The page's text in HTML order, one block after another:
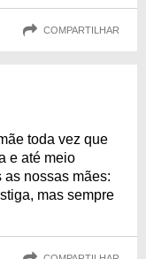
COMPARTILHAR
toda vez que
e até meio
nossas mães:
mas sempre